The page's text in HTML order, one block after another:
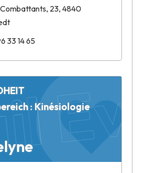
23, 4840
33 14 65
: Kinésiologie